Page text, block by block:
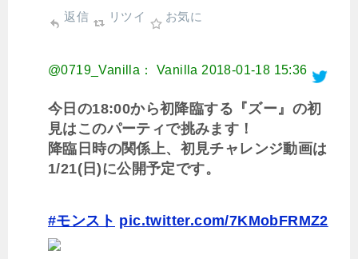
返信 リツイ お気に
@0719_Vanilla： Vanilla 2018-01-18 15:36
今日の18:00から初降臨する『ズー』の初
見はこのパーティで挑みます！
降臨日時の関係上、初見チャレンジ動画は
1/21(日)に公開予定です。
#モンスト pic.twitter.com/7KMobFRMZ2